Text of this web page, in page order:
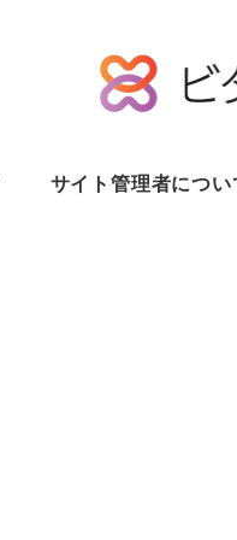
サイト管理者につい